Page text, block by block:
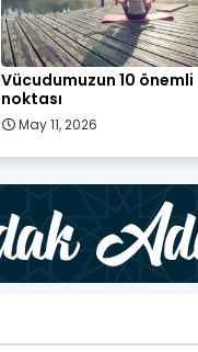
Vücudumuzun 10 önemli
noktası
May 11, 2026